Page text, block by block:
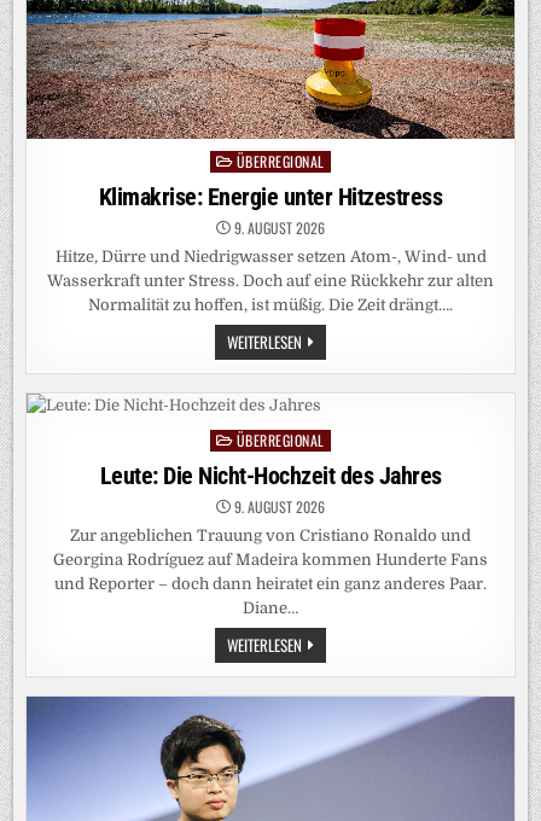
Posted
in
ÜBERREGIONAL
Klimakrise: Energie unter Hitzestress
9. AUGUST 2026
Hitze, Dürre und Niedrigwasser setzen Atom-, Wind- und
Wasserkraft unter Stress. Doch auf eine Rückkehr zur alten
Normalität zu hoffen, ist müßig. Die Zeit drängt….
WEITERLESEN KLIMAKRISE:
ENERGIE
UNTER
HITZESTRESS
Posted
in
ÜBERREGIONAL
Leute: Die Nicht-Hochzeit des Jahres
9. AUGUST 2026
Zur angeblichen Trauung von Cristiano Ronaldo und
Georgina Rodríguez auf Madeira kommen Hunderte Fans
und Reporter – doch dann heiratet ein ganz anderes Paar.
Diane…
WEITERLESEN LEUTE:
DIE
NICHT-
HOCHZEIT